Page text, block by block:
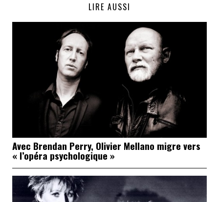
LIRE AUSSI
Avec Brendan Perry, Olivier Mellano migre vers
« l’opéra psychologique »